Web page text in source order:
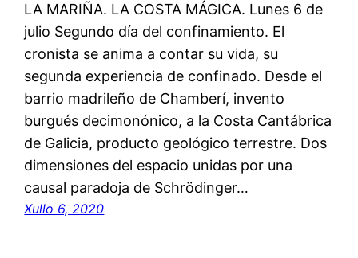
LA MARIÑA. LA COSTA MÁGICA. Lunes 6 de
julio Segundo día del confinamiento. El
cronista se anima a contar su vida, su
segunda experiencia de confinado. Desde el
barrio madrileño de Chamberí, invento
burgués decimonónico, a la Costa Cantábrica
de Galicia, producto geológico terrestre. Dos
dimensiones del espacio unidas por una
causal paradoja de Schrödinger…
Xullo 6, 2020